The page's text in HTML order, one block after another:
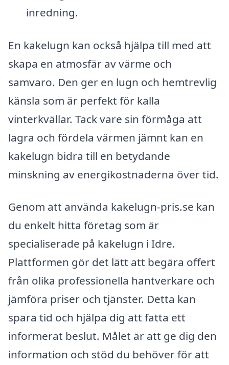
inredning.
En kakelugn kan också hjälpa till med att
skapa en atmosfär av värme och
samvaro. Den ger en lugn och hemtrevlig
känsla som är perfekt för kalla
vinterkvällar. Tack vare sin förmåga att
lagra och fördela värmen jämnt kan en
kakelugn bidra till en betydande
minskning av energikostnaderna över tid.
Genom att använda kakelugn-pris.se kan
du enkelt hitta företag som är
specialiserade på kakelugn i Idre.
Plattformen gör det lätt att begära offert
från olika professionella hantverkare och
jämföra priser och tjänster. Detta kan
spara tid och hjälpa dig att fatta ett
informerat beslut. Målet är att ge dig den
information och stöd du behöver för att